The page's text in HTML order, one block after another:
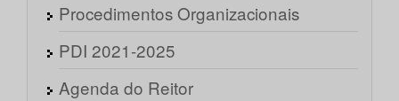
Procedimentos Organizacionais
PDI 2021-2025
Agenda do Reitor